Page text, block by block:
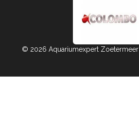
© 2026 Aquariumexpert Zoetermeer